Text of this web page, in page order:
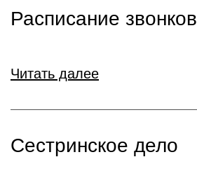
Расписание звонков
Читать далее
Сестринское дело